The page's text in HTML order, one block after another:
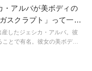
じる人は、第二チャクラを
。「どうすれば第二チャクラ
第二チャクラなの？」その理
・アルバが美ボディの
スクラプト」って一体
したジェシカ・アルバ。彼
とで有名。彼女の美ボディ